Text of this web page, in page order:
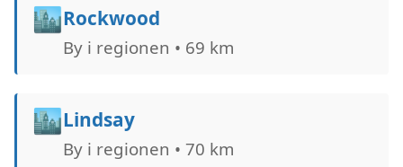
🏙️Rockwood
By i regionen • 69 km
🏙️Lindsay
By i regionen • 70 km